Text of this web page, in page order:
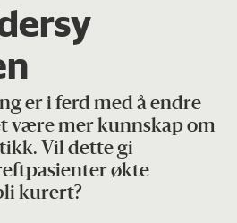
er i ferd med å endre
være mer kunnskap om
Vil dette gi
økte
kurert?